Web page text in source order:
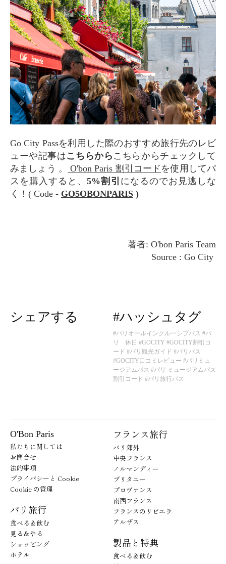
Go City Passを利用した際のおすすめ旅行先のレビ
ューや記事はこちらから こちらからチェックして
みましょう 。
O'bon Paris 割引コード を使用してパ
スを購入すると、5%割引 になるのでお見逃しな
く！( Code - GO5OBONPARIS )
著者: O'bon Paris Team
Source : Go City
シェアする #ハッシュタグ
#パリオールインクルーシブパス #パ
リ 休日 #GOCITY #GOCITY割引コ
ード #パリ観光ガイド #パリパス
#GOCITY口コミレビュー #パリミュ
ージアムパス #パリ ミュージアムパス
割引コード #パリ旅行パス
O'Bon Paris
私たちに関しては
お問合せ
法的事項
プライバシーと Cookie
Cookie の管理
パリ旅行
食べる＆飲む
見る＆やる
ショッピング
ホテル
フランス旅行
パリ郊外
中央フランス
ノルマンディー
ブリタニー
プロヴァンス
南西フランス
フランスのリビエラ
アルザス
製品と特典
食べる＆飲む